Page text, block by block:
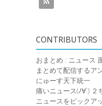
CONTRIBUTORS
おまとめ : ニュース
まとめて配信するア
にゅーす天下統一
痛いニュース(ﾉ∀`) ２
ニュースをピックア